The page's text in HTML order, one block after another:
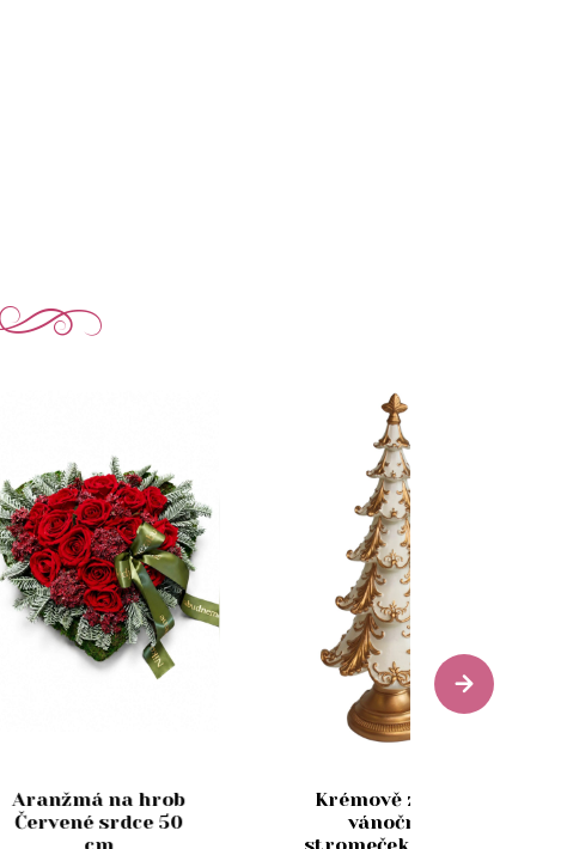
Aranžmá na hrob
Červené srdce 50
Krémově zlatý
vánoční